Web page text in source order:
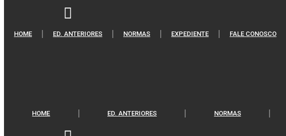
HOME ED. ANTERIORES NORMAS EXPEDIENTE FALE CONOSCO
HOME ED. ANTERIORES NORMAS